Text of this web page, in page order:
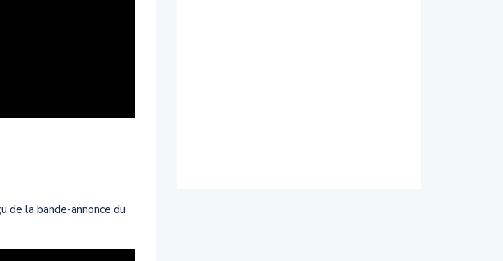
de la bande-annonce du